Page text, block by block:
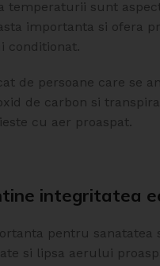
Clapeta circulara
D125
In stock
lei
temperaturii sunt
importanta si ofera
conditionat.
de persoane care se
de carbon si
cu aer proaspat.
integritatea
pentru
si lipsa aerului